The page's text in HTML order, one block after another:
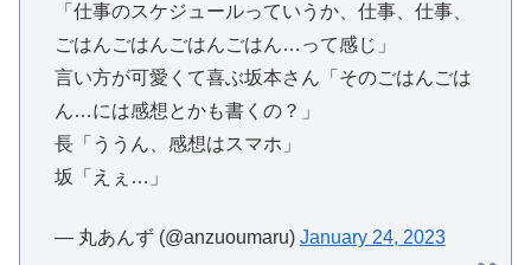
「仕事のスケジュールっていうか、仕事、仕事、
ごはんごはんごはんごはん…って感じ」
言い方が可愛くて喜ぶ坂本さん「そのごはんごは
ん…には感想とかも書くの？」
長「ううん、感想はスマホ」
坂「えぇ…」
— 丸あんず (@anzuoumaru) January 24, 2023